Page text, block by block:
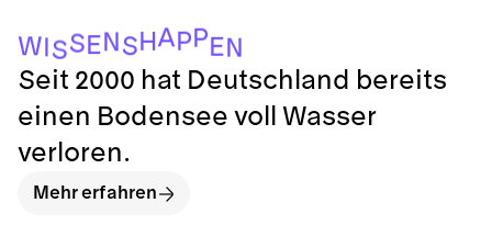
WISS E N S H APPEN
Seit 2000 hat Deutschland bereits
einen Bodensee voll Wasser
verloren.
Mehr erfahren